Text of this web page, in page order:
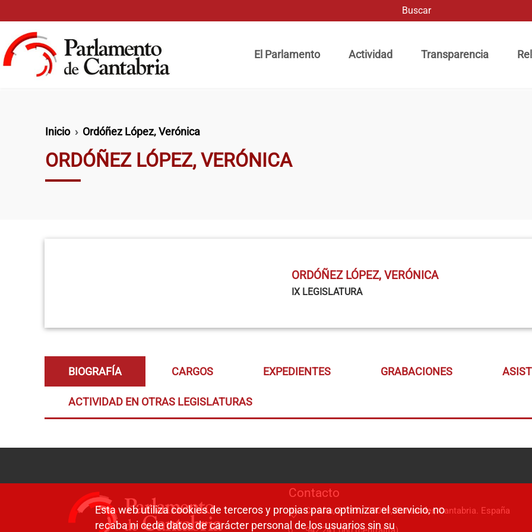
El Parlamento
Actividad Transparencia
Ruta de navegación
Inicio Ordóñez López, Verónica
ORDÓÑEZ LÓPEZ, VERÓNICA
ORDÓÑEZ LÓPEZ, VERÓNICA
IX LEGISLATURA
BIOGRAFÍA CARGOS EXPEDIENTES GRABACIONES
ACTIVIDAD EN OTRAS LEGISLATURAS
Contacto
C/ Alta, 31-33 / 39008, Santander, Cantabria. España
Esta web utiliza cookies de terceros y propias para optimizar el servicio, no
recaba ni cede datos de carácter personal de los usuarios sin su